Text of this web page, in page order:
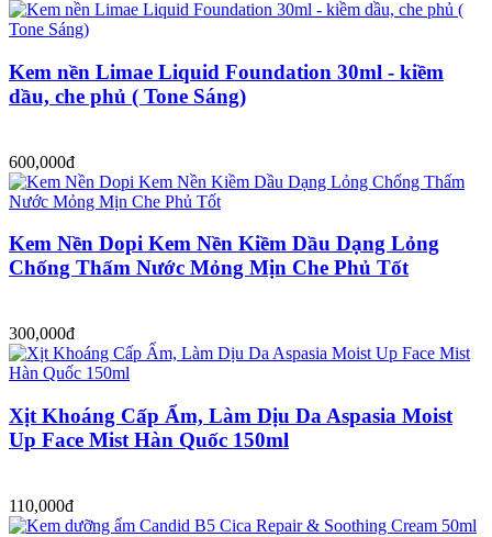
Kem nền Limae Liquid Foundation 30ml - kiềm
dầu, che phủ ( Tone Sáng)
600,000đ
Kem Nền Dopi Kem Nền Kiềm Dầu Dạng Lỏng
Chống Thấm Nước Mỏng Mịn Che Phủ Tốt
300,000đ
Xịt Khoáng Cấp Ẩm, Làm Dịu Da Aspasia Moist
Up Face Mist Hàn Quốc 150ml
110,000đ